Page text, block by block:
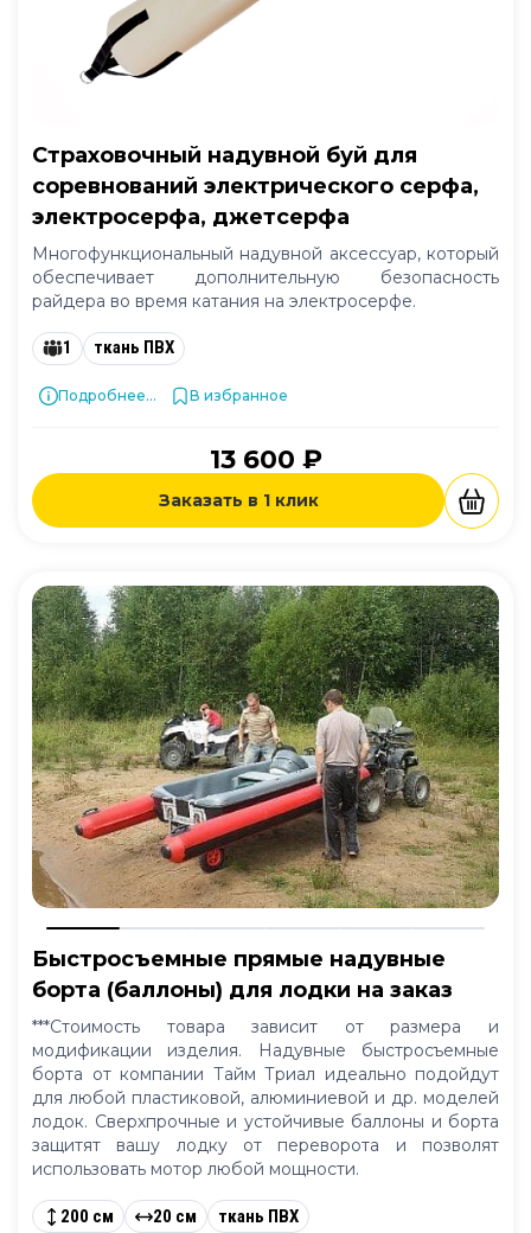
Страховочный надувной буй для
соревнований электрического серфа,
электросерфа, джетсерфа
Многофункциональный надувной аксессуар, который
обеспечивает дополнительную безопасность
райдера во время катания на электросерфе.
1 ткань ПВХ
Подробнее... В избранное
13 600 ₽
Заказать в 1 клик
Быстросъемные прямые надувные
борта (баллоны) для лодки на заказ
***Стоимость товара зависит от размера и
модификации изделия. Надувные быстросъемные
борта от компании Тайм Триал идеально подойдут
для любой пластиковой, алюминиевой и др. моделей
лодок. Сверхпрочные и устойчивые баллоны и борта
защитят вашу лодку от переворота и позволят
использовать мотор любой мощности.
200 см 20 см ткань ПВХ